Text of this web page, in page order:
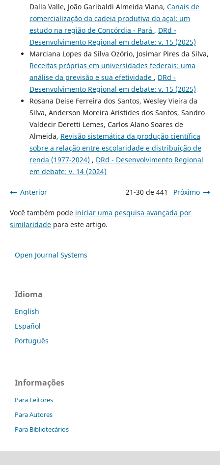
Dalla Valle, João Garibaldi Almeida Viana, Canais de
comercialização da cadeia produtiva do açaí: um
estudo na região de Concórdia - Pará , DRd -
Desenvolvimento Regional em debate: v. 15 (2025)
Marciana Lopes da Silva Ozório, Josimar Pires da Silva,
Receitas próprias em universidades federais: uma
análise da previsão e sua efetividade , DRd -
Desenvolvimento Regional em debate: v. 15 (2025)
Rosana Deise Ferreira dos Santos, Wesley Vieira da
Silva, Anderson Moreira Aristides dos Santos, Sandro
Valdecir Deretti Lemes, Carlos Alano Soares de
Almeida, Revisão sistemática da produção científica
sobre a relação entre escolaridade e distribuição de
renda (1977-2024) , DRd - Desenvolvimento Regional
em debate: v. 14 (2024)
Anterior 21-30 de 441 Próximo
Você também pode iniciar uma pesquisa avançada por
similaridadepara este artigo.
Open Journal Systems
Idioma
English
Español
Português
Informações
Para Leitores
Para Autores
Para Bibliotecários